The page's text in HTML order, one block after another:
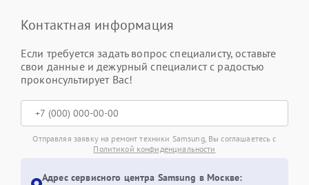
Контактная информация
Если требуется задать вопрос специалисту, оставьте
свои данные и дежурный специалист с радостью
проконсультирует Вас!
Отправляя заявку на ремонт техники Samsung, Вы соглашаетесь с
Политикой конфиденциальности
Адрес сервисного центра Samsung в Москве: